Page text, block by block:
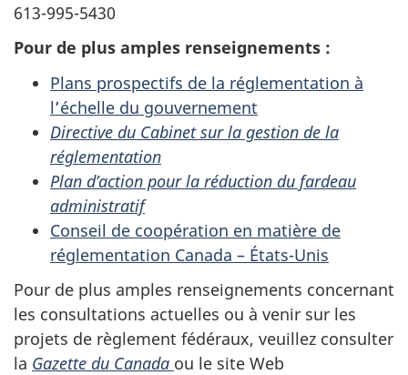
613-995-5430
Pour de plus amples renseignements :
Plans prospectifs de la réglementation à
l’échelle du gouvernement
Directive du Cabinet sur la gestion de la
réglementation
Plan d’action pour la réduction du fardeau
administratif
Conseil de coopération en matière de
réglementation Canada – États-Unis
Pour de plus amples renseignements concernant
les consultations actuelles ou à venir sur les
projets de règlement fédéraux, veuillez consulter
la Gazette du Canada ou le site Web